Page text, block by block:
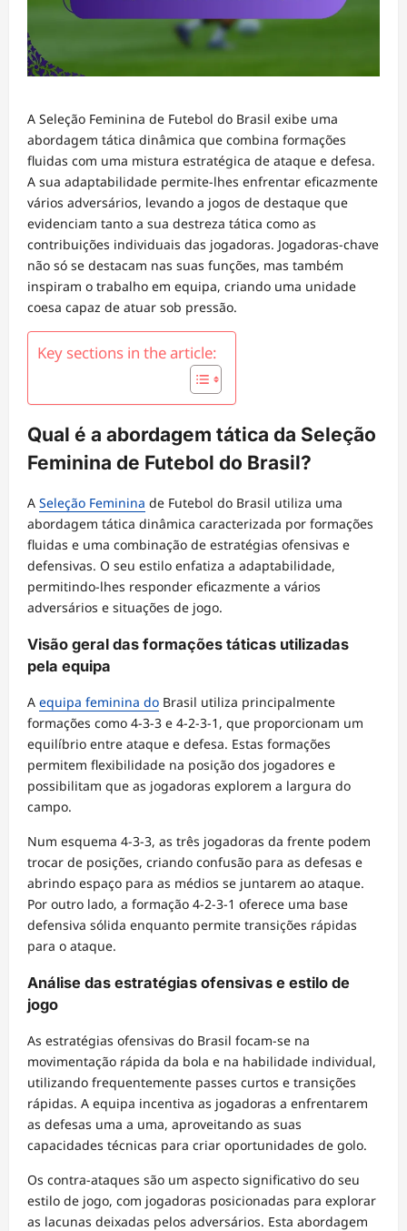
A Seleção Feminina de Futebol do Brasil exibe uma
abordagem tática dinâmica que combina formações
fluidas com uma mistura estratégica de ataque e defesa.
A sua adaptabilidade permite-lhes enfrentar eficazmente
vários adversários, levando a jogos de destaque que
evidenciam tanto a sua destreza tática como as
contribuições individuais das jogadoras. Jogadoras-chave
não só se destacam nas suas funções, mas também
inspiram o trabalho em equipa, criando uma unidade
coesa capaz de atuar sob pressão.
Key sections in the article:
Qual é a abordagem tática da Seleção
Feminina de Futebol do Brasil?
A Seleção Feminina de Futebol do Brasil utiliza uma
abordagem tática dinâmica caracterizada por formações
fluidas e uma combinação de estratégias ofensivas e
defensivas. O seu estilo enfatiza a adaptabilidade,
permitindo-lhes responder eficazmente a vários
adversários e situações de jogo.
Visão geral das formações táticas utilizadas
pela equipa
A equipa feminina do Brasil utiliza principalmente
formações como 4-3-3 e 4-2-3-1, que proporcionam um
equilíbrio entre ataque e defesa. Estas formações
permitem flexibilidade na posição dos jogadores e
possibilitam que as jogadoras explorem a largura do
campo.
Num esquema 4-3-3, as três jogadoras da frente podem
trocar de posições, criando confusão para as defesas e
abrindo espaço para as médios se juntarem ao ataque.
Por outro lado, a formação 4-2-3-1 oferece uma base
defensiva sólida enquanto permite transições rápidas
para o ataque.
Análise das estratégias ofensivas e estilo de
jogo
As estratégias ofensivas do Brasil focam-se na
movimentação rápida da bola e na habilidade individual,
utilizando frequentemente passes curtos e transições
rápidas. A equipa incentiva as jogadoras a enfrentarem
as defesas uma a uma, aproveitando as suas
capacidades técnicas para criar oportunidades de golo.
Os contra-ataques são um aspecto significativo do seu
estilo de jogo, com jogadoras posicionadas para explorar
as lacunas deixadas pelos adversários. Esta abordagem